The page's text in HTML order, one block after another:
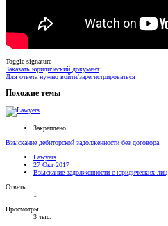
Toggle signature
Заказать юридический документ
Для ответа нужно войти/зарегистрироваться
Похожие темы
Закреплено
Взыскание дебиторской задолженности без договора
Lawyers
27 Окт 2017
Взыскание задолженности с юридических лиц
Ответы
1
Просмотры
3 тыс.